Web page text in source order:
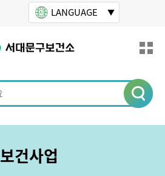
LANGUAGE
보건사업